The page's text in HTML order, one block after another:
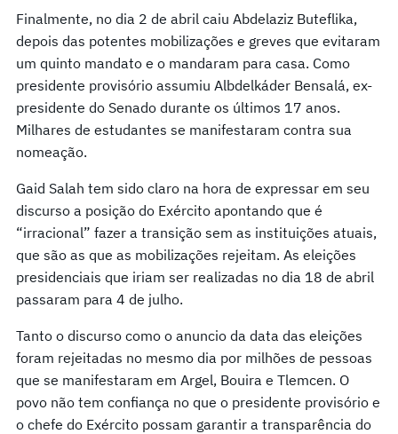
Finalmente, no dia 2 de abril caiu Abdelaziz Buteflika,
depois das potentes mobilizações e greves que evitaram
um quinto mandato e o mandaram para casa. Como
presidente provisório assumiu Albdelkáder Bensalá, ex-
presidente do Senado durante os últimos 17 anos.
Milhares de estudantes se manifestaram contra sua
nomeação.
Gaid Salah tem sido claro na hora de expressar em seu
discurso a posição do Exército apontando que é
“irracional” fazer a transição sem as instituições atuais,
que são as que as mobilizações rejeitam. As eleições
presidenciais que iriam ser realizadas no dia 18 de abril
passaram para 4 de julho.
Tanto o discurso como o anuncio da data das eleições
foram rejeitadas no mesmo dia por milhões de pessoas
que se manifestaram em Argel, Bouira e Tlemcen. O
povo não tem confiança no que o presidente provisório e
o chefe do Exército possam garantir a transparência do